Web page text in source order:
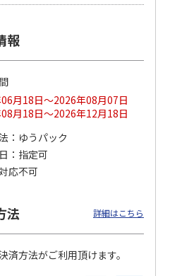
ース 大谷翔
本人最多53試
続出塁記念 シ
円
・税込)
谷翔平 2026 NL 3・
4月投手…
報
月18日～2026年08月07日
月18日～2026年12月18日
ゆうパック
指定可
応不可
法 詳細はこちら
済方法がご利用頂けます。